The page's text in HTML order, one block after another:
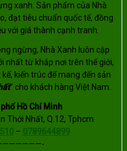
xanh. Sản phẩm của Nhà
đạt tiêu chuẩn quốc tế, đồng
với giá thành cạnh tranh.
ngừng, Nhà Xanh luôn cập
nhất từ khắp nơi trên thế giới,
kiến trúc để mang đến sản
” cho khách hàng Việt Nam.
Hồ Chí Minh
Thới Nhất, Q.12, Tphcm
– 0789644899